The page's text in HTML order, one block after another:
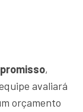
,
avaliará
orçamento